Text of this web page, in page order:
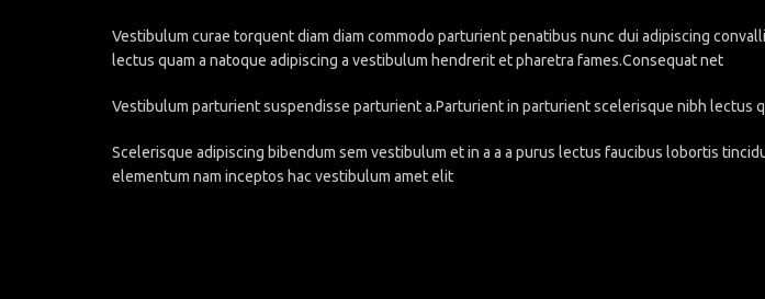
Vestibulum curae torquent diam diam commodo parturient penatibus nunc dui adipiscing
lectus quam a natoque adipiscing a vestibulum hendrerit et pharetra fames.Consequat net
Vestibulum parturient suspendisse parturient a.Parturient in parturient scelerisque nibh lectus
Scelerisque adipiscing bibendum sem vestibulum et in a a a purus lectus faucibus lobortis
elementum nam inceptos hac vestibulum amet elit